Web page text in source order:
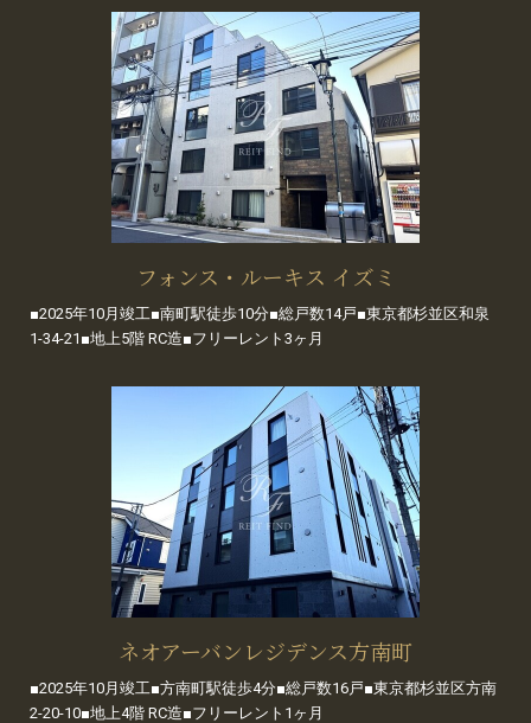
フォンス・ルーキス イズミ
■2025年10月竣工■南町駅徒歩10分■総戸数14戸■東京都杉並区和泉
1-34-21■地上5階 RC造■フリーレント3ヶ月
ネオアーバンレジデンス方南町
■2025年10月竣工■方南町駅徒歩4分■総戸数16戸■東京都杉並区方南
2-20-10■地上4階 RC造■フリーレント1ヶ月